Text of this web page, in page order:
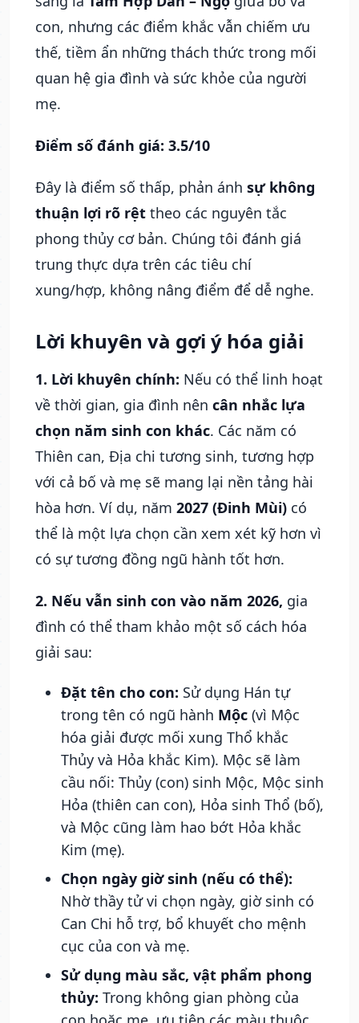
con, nhưng các điểm khắc vẫn chiếm ưu
thế, tiềm ẩn những thách thức trong mối
quan hệ gia đình và sức khỏe của người
mẹ.
Điểm số đánh giá: 3.5/10
Đây là điểm số thấp, phản ánh sự không
thuận lợi rõ rệt theo các nguyên tắc
phong thủy cơ bản. Chúng tôi đánh giá
trung thực dựa trên các tiêu chí
xung/hợp, không nâng điểm để dễ nghe.
Lời khuyên và gợi ý hóa giải
1. Lời khuyên chính: Nếu có thể linh hoạt
về thời gian, gia đình nên cân nhắc lựa
chọn năm sinh con khác. Các năm có
Thiên can, Địa chi tương sinh, tương hợp
với cả bố và mẹ sẽ mang lại nền tảng hài
hòa hơn. Ví dụ, năm 2027 (Đinh Mùi) có
thể là một lựa chọn cần xem xét kỹ hơn vì
có sự tương đồng ngũ hành tốt hơn.
2. Nếu vẫn sinh con vào năm 2026, gia
đình có thể tham khảo một số cách hóa
giải sau:
Đặt tên cho con: Sử dụng Hán tự
trong tên có ngũ hành Mộc (vì Mộc
hóa giải được mối xung Thổ khắc
Thủy và Hỏa khắc Kim). Mộc sẽ làm
cầu nối: Thủy (con) sinh Mộc, Mộc sinh
Hỏa (thiên can con), Hỏa sinh Thổ (bố),
và Mộc cũng làm hao bớt Hỏa khắc
Kim (mẹ).
Chọn ngày giờ sinh (nếu có thể):
Nhờ thầy tử vi chọn ngày, giờ sinh có
Can Chi hỗ trợ, bổ khuyết cho mệnh
cục của con và mẹ.
Sử dụng màu sắc, vật phẩm phong
thủy: Trong không gian phòng của